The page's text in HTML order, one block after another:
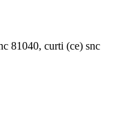
81040, curti (ce) snc